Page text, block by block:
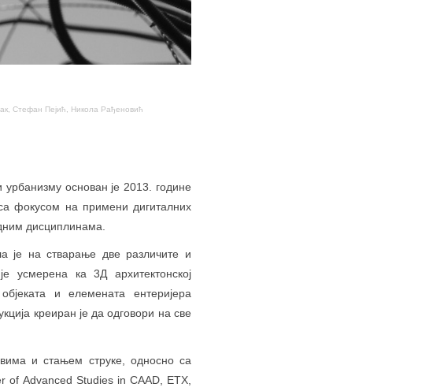
Стефан Пејић, Никола Рађеновић
урбанизму основан је 2013. године
фокусом на примени дигиталних
дисциплинама.
је на стварање две различите и
усмерена ка 3Д архитектонској
и елемената ентеријера
креиран је да одговори на све
и стањем струке, односно са
of Advanced Studies in CAAD, ЕТХ,